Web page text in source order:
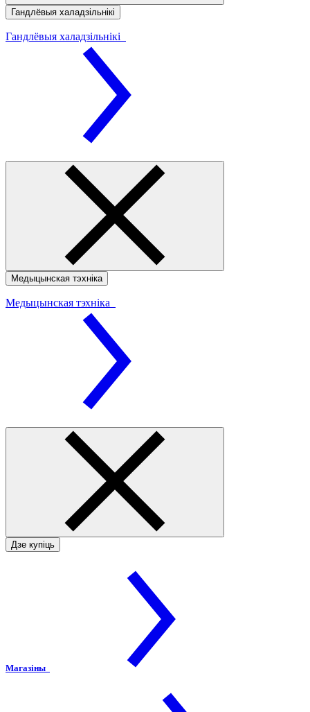
Гандлёвыя халадзільнікі
Гандлёвыя халадзільнікі
Медыцынская тэхніка
Медыцынская тэхніка
Дзе купіць
Магазіны